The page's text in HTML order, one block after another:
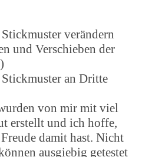
verändern
und Verschieben der
an Dritte
von mir mit viel
erstellt und ich hoffe,
damit hast. Nicht
ausgiebig getestet